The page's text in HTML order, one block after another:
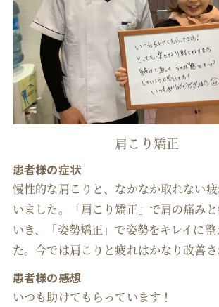
肩こり矯正
患者様の症状
慢性的な肩こりと、なかなか取れない
いました。「肩こり矯正」で肩の痛み
いき、「姿勢矯正」で姿勢をキレイに
た。今では肩こりと疲れはかなり改善さ
患者様の感想
いつも助けてもらっています！